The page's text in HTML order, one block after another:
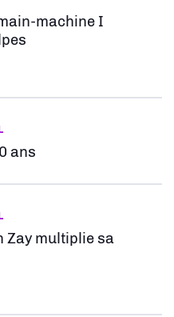
machine I
ans
Zay multiplie sa